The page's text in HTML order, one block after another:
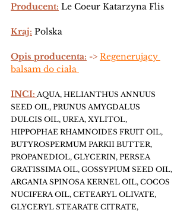
Producent: Le Coeur Katarzyna Flis
Kraj: Polska
Opis producenta: -> Regenerujący
balsam do ciała
INCI: AQUA, HELIANTHUS ANNUUS
SEED OIL, PRUNUS AMYGDALUS
DULCIS OIL, UREA, XYLITOL,
HIPPOPHAE RHAMNOIDES FRUIT OIL,
BUTYROSPERMUM PARKII BUTTER,
PROPANEDIOL, GLYCERIN, PERSEA
GRATISSIMA OIL, GOSSYPIUM SEED OIL,
ARGANIA SPINOSA KERNEL OIL, COCOS
NUCIFERA OIL, CETEARYL OLIVATE,
GLYCERYL STEARATE CITRATE,